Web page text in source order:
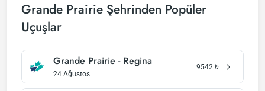
Grande Prairie Şehrinden Popüler
Uçuşlar
Grande Prairie - Regina
24 Ağustos
9542 ₺